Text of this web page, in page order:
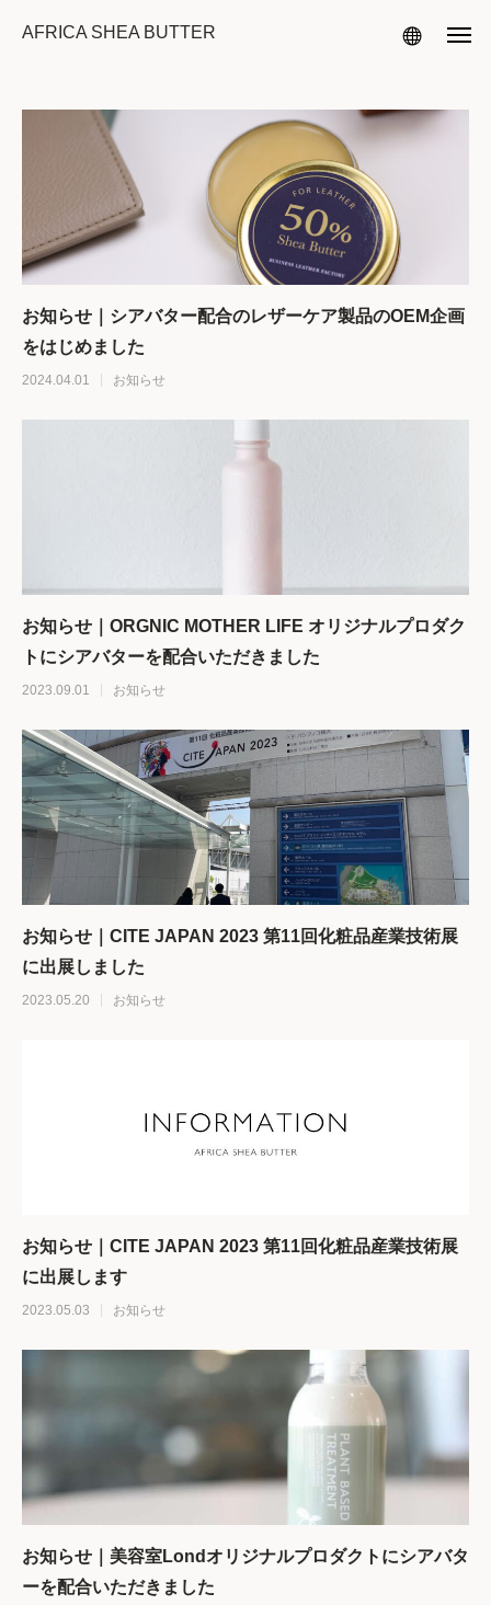
AFRICA SHEA BUTTER
お知らせ｜シアバター配合のレザーケア製品のOEM企画
をはじめました
2024.04.01 お知らせ
お知らせ｜ORGNIC MOTHER LIFE オリジナルプロダク
トにシアバターを配合いただきました
2023.09.01 お知らせ
お知らせ｜CITE JAPAN 2023 第11回化粧品産業技術展
に出展しました
2023.05.20 お知らせ
お知らせ｜CITE JAPAN 2023 第11回化粧品産業技術展
に出展します
2023.05.03 お知らせ
お知らせ｜美容室Londオリジナルプロダクトにシアバタ
ーを配合いただきました